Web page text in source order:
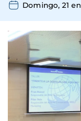
Domingo, 21